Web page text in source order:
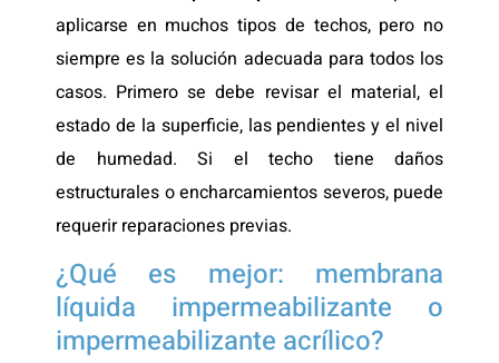
aplicarse en muchos tipos de techos, pero no
siempre es la solución adecuada para todos los
casos. Primero se debe revisar el material, el
estado de la superficie, las pendientes y el nivel
de humedad. Si el techo tiene daños
estructurales o encharcamientos severos, puede
requerir reparaciones previas.
¿Qué es mejor: membrana
líquida impermeabilizante o
impermeabilizante acrílico?